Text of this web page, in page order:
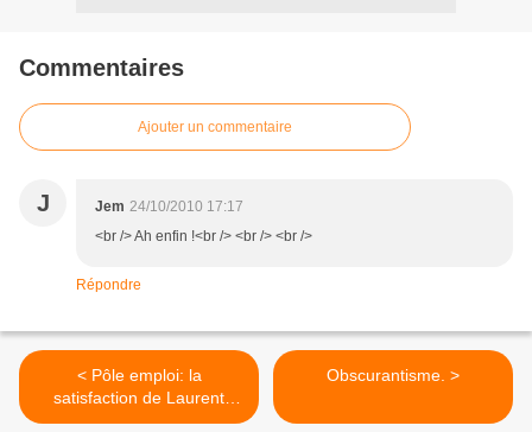
Commentaires
Ajouter un commentaire
J Jem 24/10/2010 17:17
<br /> Ah enfin !<br /> <br /> <br />
Répondre
< Pôle emploi: la
satisfaction de Laurent
Wauquiez.
Obscurantisme. >